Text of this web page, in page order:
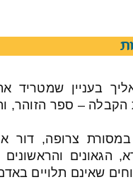
בעניין שמטריד
– ספר הזוהר,
במסורת צרופה, דור
והראשונים
שאינם תלויים